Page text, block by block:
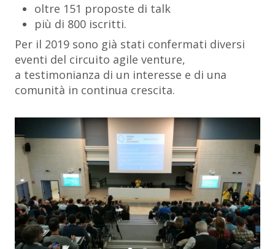
oltre 151 proposte di talk
più di 800 iscritti.
Per il 2019 sono già stati confermati diversi
eventi del circuito agile venture,
a testimonianza di un interesse e di una
comunità in continua crescita.